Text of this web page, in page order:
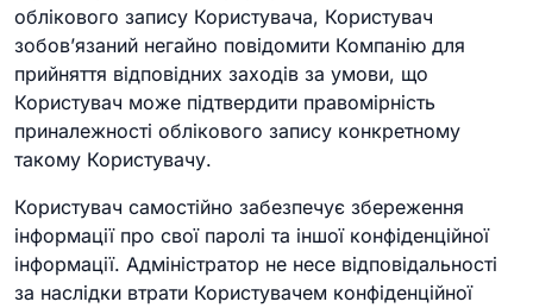
облікового запису Користувача, Користувач
зобов’язаний негайно повідомити Компанію для
прийняття відповідних заходів за умови, що
Користувач може підтвердити правомірність
приналежності облікового запису конкретному
такому Користувачу.
Користувач самостійно забезпечує збереження
інформації про свої паролі та іншої конфіденційної
інформації. Адміністратор не несе відповідальності
за наслідки втрати Користувачем конфіденційної